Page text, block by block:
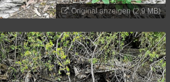
Original anzeigen (2,9 MB)